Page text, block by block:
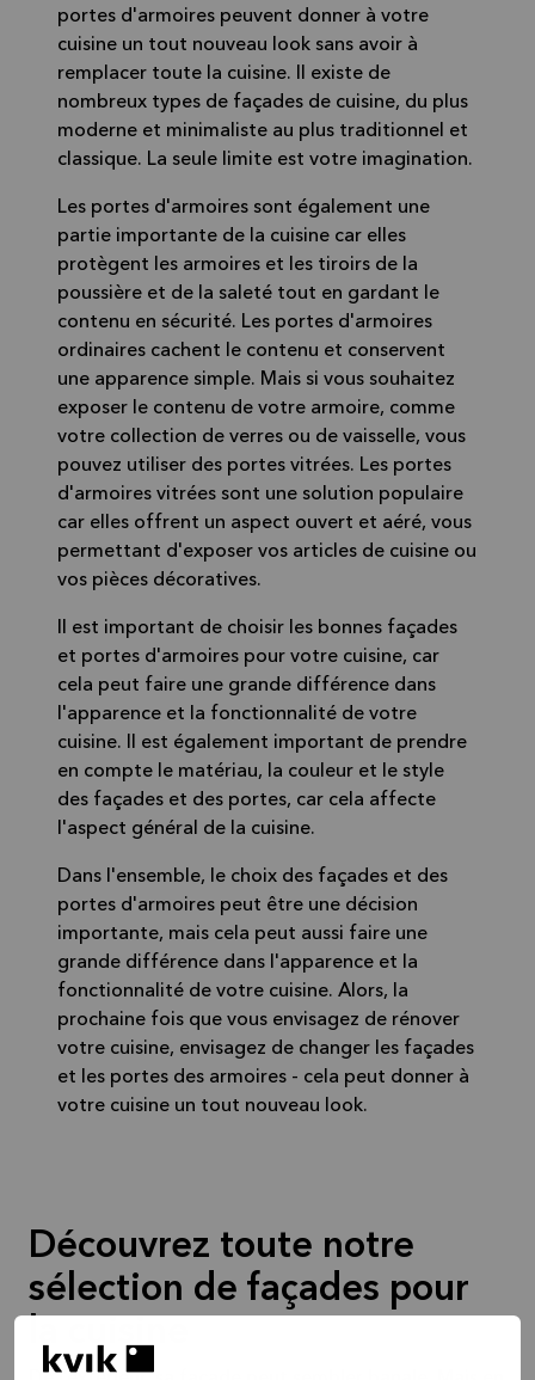
portes d'armoires peuvent donner à votre
cuisine un tout nouveau look sans avoir à
remplacer toute la cuisine. Il existe de
nombreux types de façades de cuisine, du plus
moderne et minimaliste au plus traditionnel et
classique. La seule limite est votre imagination.
Les portes d'armoires sont également une
partie importante de la cuisine car elles
protègent les armoires et les tiroirs de la
poussière et de la saleté tout en gardant le
contenu en sécurité. Les portes d'armoires
ordinaires cachent le contenu et conservent
une apparence simple. Mais si vous souhaitez
exposer le contenu de votre armoire, comme
votre collection de verres ou de vaisselle, vous
pouvez utiliser des portes vitrées. Les portes
d'armoires vitrées sont une solution populaire
car elles offrent un aspect ouvert et aéré, vous
permettant d'exposer vos articles de cuisine ou
vos pièces décoratives.
Il est important de choisir les bonnes façades
et portes d'armoires pour votre cuisine, car
cela peut faire une grande différence dans
l'apparence et la fonctionnalité de votre
cuisine. Il est également important de prendre
en compte le matériau, la couleur et le style
des façades et des portes, car cela affecte
l'aspect général de la cuisine.
Dans l'ensemble, le choix des façades et des
portes d'armoires peut être une décision
importante, mais cela peut aussi faire une
grande différence dans l'apparence et la
fonctionnalité de votre cuisine. Alors, la
prochaine fois que vous envisagez de rénover
votre cuisine, envisagez de changer les façades
et les portes des armoires - cela peut donner à
votre cuisine un tout nouveau look.
Découvrez toute notre
sélection de façades pour